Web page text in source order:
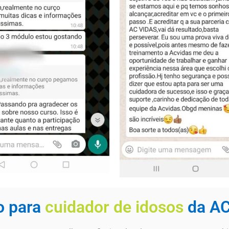
para cuidador de idosos da